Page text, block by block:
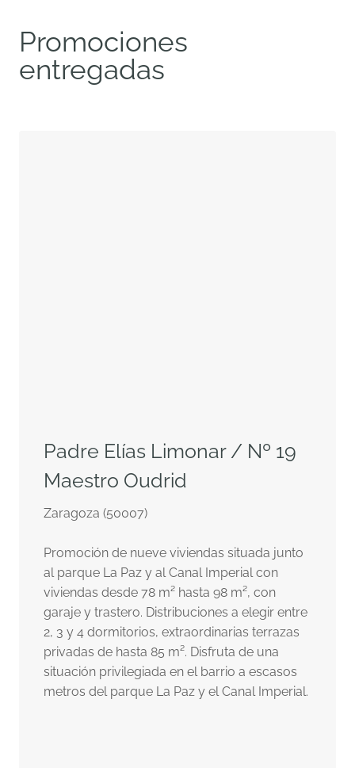
Promociones
entregadas
Padre Elías Limonar / Nº 19
Maestro Oudrid
Zaragoza (50007)
Promoción de nueve viviendas situada junto
al parque La Paz y al Canal Imperial con
viviendas desde 78 m² hasta 98 m², con
garaje y trastero. Distribuciones a elegir entre
2, 3 y 4 dormitorios, extraordinarias terrazas
privadas de hasta 85 m². Disfruta de una
situación privilegiada en el barrio a escasos
metros del parque La Paz y el Canal Imperial.